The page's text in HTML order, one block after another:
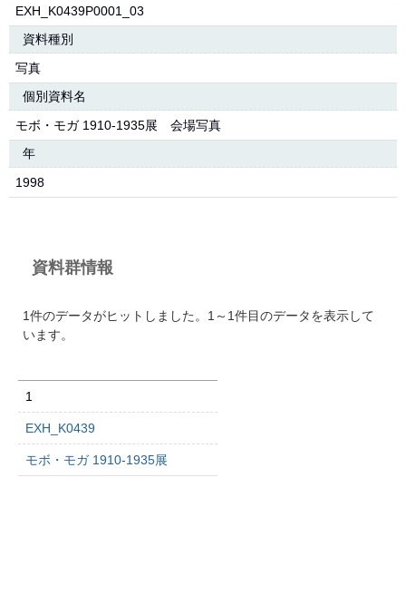
EXH_K0439P0001_03
資料種別
写真
個別資料名
モボ・モガ 1910-1935展 会場写真
年
1998
資料群情報
1件のデータがヒットしました。1～1件目のデータを表示して
います。
1
EXH_K0439
モボ・モガ 1910-1935展